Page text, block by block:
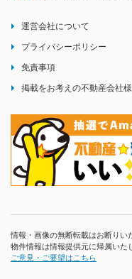
運営会社について
プライバシーポリシー
免責事項
掲載をお考えの不動産会社
情報・画像の無断転載はお断りい
物件情報は情報提供元に帰属いた
ご意見・ご要望はこちら